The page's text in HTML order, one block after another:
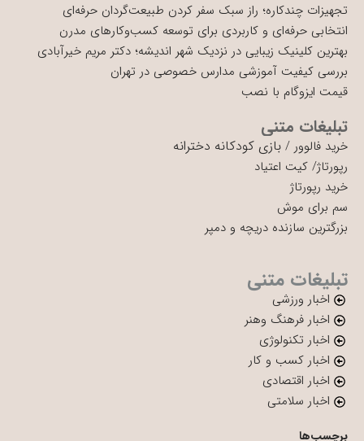
تجهیزات چندکاره؛ راز سبک سفر کردن طبیعت‌گردان حرفه‌ای
انتخابی حرفه‌ای و کاربردی برای توسعه کسب‌وکارهای مدرن
بهترین کلینیک زیبایی در نزدیک شهر اندیشه؛ دکتر مریم خیرآبادی
بررسی کیفیت آموزشی مدارس خصوصی در تهران
قیمت ایزوگام با نصب
تبلیغات متنی
خرید فالوور / بازی کودکانه دخترانه
رپورتاژ/ کیت اعتیاد
خرید رپورتاژ
سم برای موش
بزرگترین سازنده دریچه و دمپر
تبلیغات متنی
اخبار ورزشی
اخبار فرهنگ وهنر
اخبار تکنولوژی
اخبار کسب و کار
اخبار اقتصادی
اخبار سلامتی
برچسب‌ها